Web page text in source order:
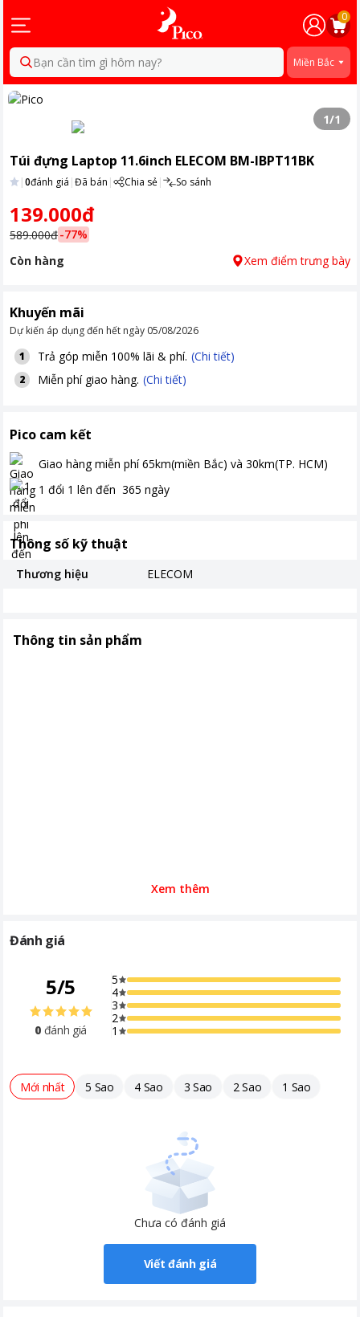
0
Bạn cần tìm gì hôm nay? Miền Bắc
1/1
Túi đựng Laptop 11.6inch ELECOM BM-IBPT11BK
|0đánh giá |Đã bán | Chia sẻ| So sánh
139.000đ
589.000đ-77%
Còn hàng
Xem điểm trưng bày
Khuyến mãi
Dự kiến áp dụng đến hết ngày 05/08/2026
1
Trả góp miễn 100% lãi & phí. (Chi tiết)
2 Miễn phí giao hàng. (Chi tiết)
Pico cam kết
Giao hàng miễn phí 65km(miền Bắc) và 30km(TP. HCM)
1 đổi 1 lên đến 365 ngày
Thông số kỹ thuật
Thương hiệu ELECOM
Thông tin sản phẩm
Xem thêm
Đánh giá
5/5
0 đánh giá
5
4
3
2
1
Mới nhất 5 Sao 4 Sao 3 Sao 2 Sao 1 Sao
Chưa có đánh giá
Viết đánh giá